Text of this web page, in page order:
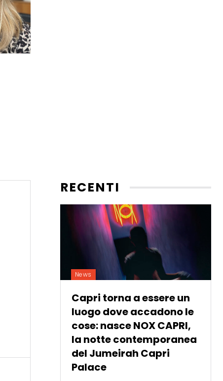
RECENTI
News
Capri torna a essere un
luogo dove accadono le
cose: nasce NOX CAPRI,
la notte contemporanea
del Jumeirah Capri
Palace